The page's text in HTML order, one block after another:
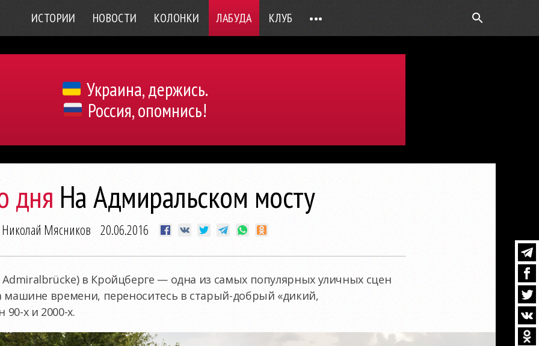
ИСТОРИИ НОВОСТИ КОЛОНКИ ЛАБУДА КЛУБ •••
DEUTSCH
Украина, держись.
Россия, опомнись!
дня На Адмиральском мосту
Николай Мясников 20.06.2016
в Кройцберге — одна из самых популярных уличных сцен
машине времени, переноситесь в старый-добрый «дикий,
х и 2000-х.